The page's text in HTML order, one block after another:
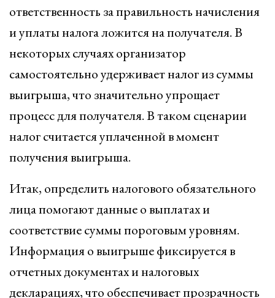
ответственность за правильность начисления
и уплаты налога ложится на получателя. В
некоторых случаях организатор
самостоятельно удерживает налог из суммы
выигрыша, что значительно упрощает
процесс для получателя. В таком сценарии
налог считается уплаченной в момент
получения выигрыша.
Итак, определить налогового обязательного
лица помогают данные о выплатах и
соответствие суммы пороговым уровням.
Информация о выигрыше фиксируется в
отчетных документах и налоговых
декларациях, что обеспечивает прозрачность